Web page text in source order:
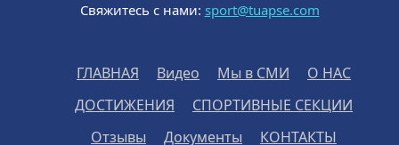
Свяжитесь с нами: sport@tuapse.com
ГЛАВНАЯ Видео Мы в СМИ
О НАС
ДОСТИЖЕНИЯ
СПОРТИВНЫЕ СЕКЦИИ
Отзывы
Документы КОНТАКТЫ